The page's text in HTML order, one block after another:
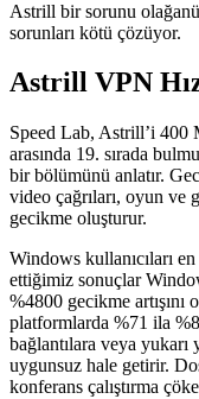
Astrill bir sorunu
sorunları kötü çözüyor.
Astrill VPN
Speed Lab, Astrill’i 400
arasında 19. sırada
bir bölümünü anlatır.
video çağrıları, oyun ve
gecikme oluşturur.
Windows kullanıcıları
ettiğimiz sonuçlar
%4800 gecikme artışını
platformlarda %71 ila
bağlantılara veya
uygunsuz hale getirir.
konferans çalıştırma